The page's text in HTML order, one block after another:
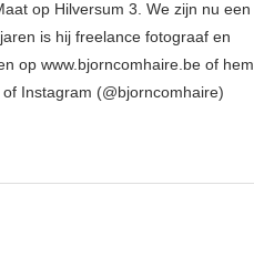
op Hilversum 3. We zijn nu een
is hij freelance fotograaf en
op www.bjorncomhaire.be of hem
Instagram (@bjorncomhaire)